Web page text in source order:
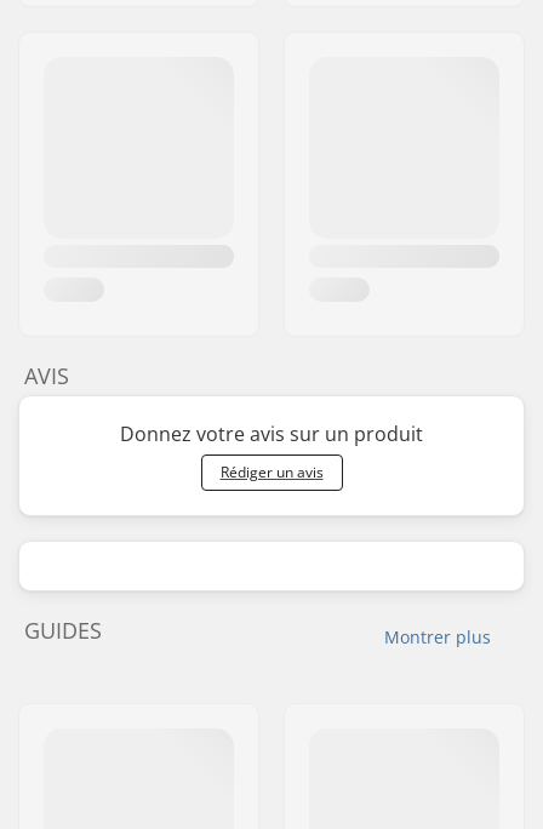
AVIS
Donnez votre avis sur un produit
Rédiger un avis
Montrer plus
GUIDES